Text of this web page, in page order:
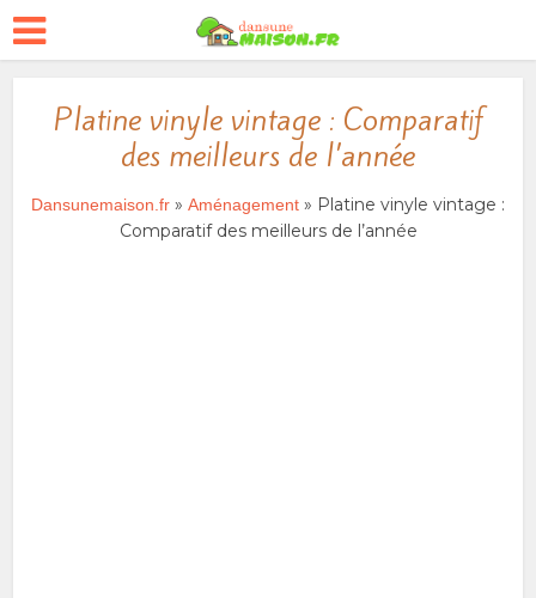
Platine vinyle vintage : Comparatif
des meilleurs de l’année
Dansunemaison.fr » Aménagement » Platine vinyle vintage :
Comparatif des meilleurs de l’année